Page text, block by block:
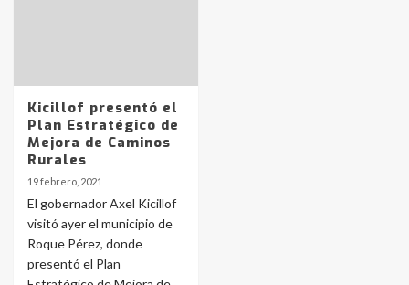
Kicillof presentó el
Plan Estratégico de
Mejora de Caminos
Rurales
19 febrero, 2021
El gobernador Axel Kicillof
visitó ayer el municipio de
Roque Pérez, donde
presentó el Plan
4
5
La Bolsa de Cereales de Bahía
Blanca anticipa que Agosto vendrá